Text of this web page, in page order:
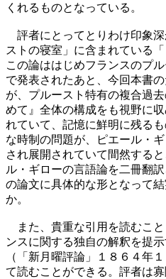
くれるものとなっている。
評者にとってとりわけ印象
ストの寝室」に含まれている
この論ははじめフランスのプ
で発表されたあと、今回本書
が、プルースト特有の複合過
めて』全体の構成をも視野に
れていて、記憶に鮮明に残る
な時制の問題が、ピエール・
され展開されていて間然する
ル・ギローの言語論を二冊翻
の論文に具体的な形となって
か。
また、貴重な引用を読むこ
ンスに関する独自の解釈を提
（「新月曜評論」１８６４年
て読むことができる。評者は